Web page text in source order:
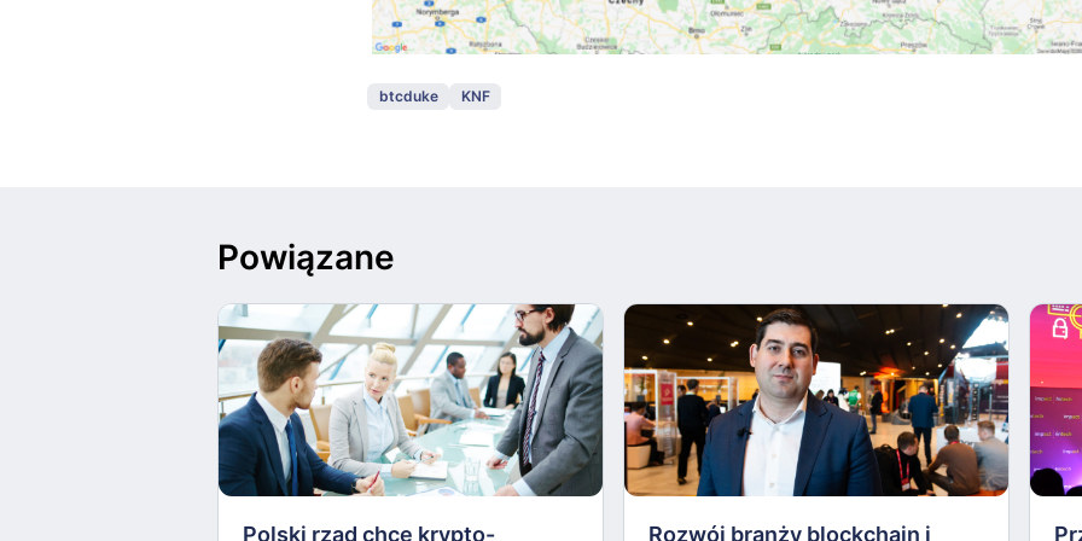
btcduke KNF
Powiązane
Polski rząd chce krypto- Rozwój branży blockchain i